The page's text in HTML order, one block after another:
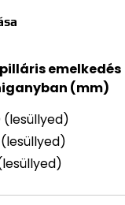
emelkedés
(mm)
(lesüllyed)